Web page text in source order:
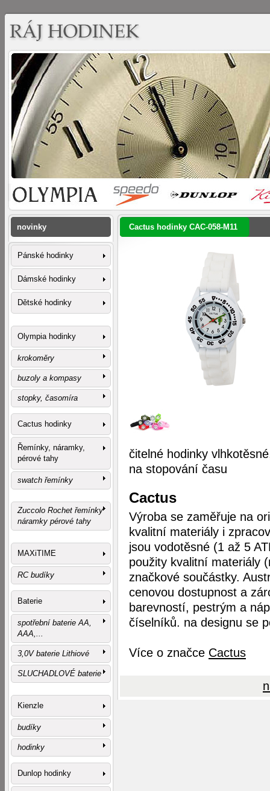
Cactus hodinky CAC-058-M11
čitelné hodinky
na stopování času
Cactus
Výroba se zaměřuje na
kvalitní materiály i
jsou vodotěsné (1 až 5
použity kvalitní materiály
značkové součástky.
cenovou dostupnost a
barevností, pestrým a
číselníků. na designu se
Více o značce Cactus
novinky
Pánské hodinky
Dámské hodinky
Dětské hodinky
Olympia hodinky
krokoměry
buzoly a kompasy
stopky, časomíra
Cactus hodinky
Řemínky, náramky,
pérové tahy
swatch řemínky
Zuccolo Rochet řemínky
náramky pérové tahy
MAXiTIME
RC budíky
Baterie
spotřební baterie AA,
AAA,...
3,0V baterie Lithiové
SLUCHADLOVÉ baterie
Kienzle
budíky
hodinky
Dunlop hodinky